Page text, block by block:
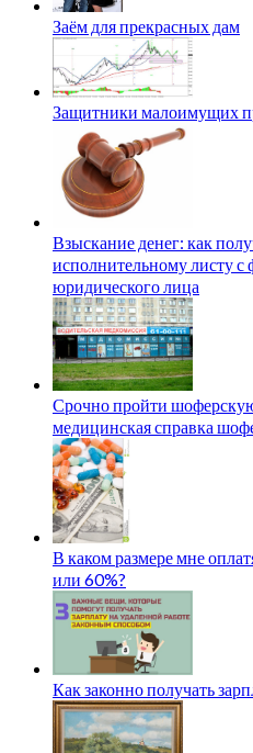
Заём для прекрасных дам
Защитники малоимущих
Взыскание денег: как
исполнительному листу с
юридического лица
Срочно пройти
медицинская справка
В каком размере мне
или 60%?
Как законно получать